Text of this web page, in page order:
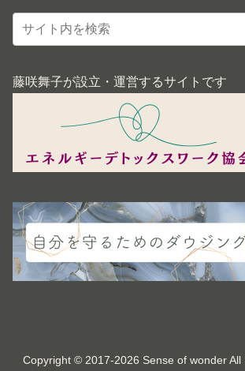
藤咲舞子が設立・運営するサイトです
Copyright © 2017-2026 Sense of wonder All